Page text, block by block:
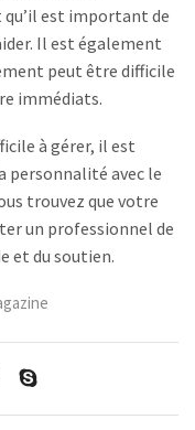
est important de
Il est également
peut être difficile
immédiats.
à gérer, il est
personnalité avec le
trouvez que votre
un professionnel de
et du soutien.